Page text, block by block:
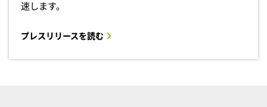
速します。
プレスリリースを読む